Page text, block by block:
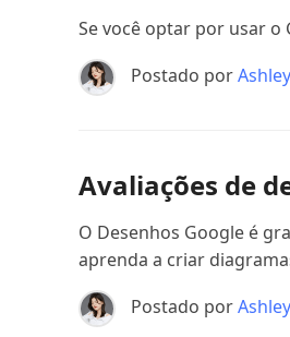
Se você optar por usar
Postado por
Avaliações de
O Desenhos Google é
aprenda a criar
Postado por